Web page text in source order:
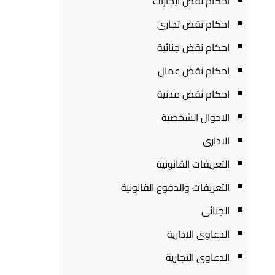
احكام نقض تجارى
احكام نقض جنائية
احكام نقض عمال
احكام نقض مدنية
الاحوال الشخصية
الادارى
التعريفات القانونية
التعريفات والدفوع القانونية
الجنائى
الدعاوى الادارية
الدعاوى التجارية